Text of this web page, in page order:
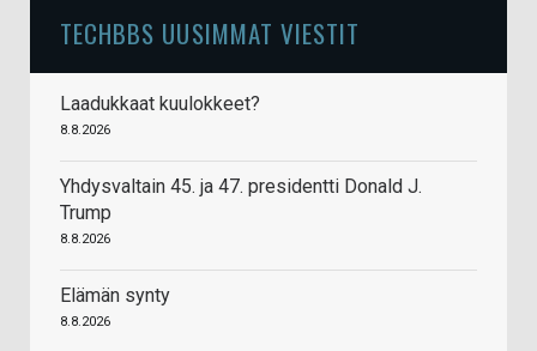
TECHBBS UUSIMMAT VIESTIT
Laadukkaat kuulokkeet?
8.8.2026
Yhdysvaltain 45. ja 47. presidentti Donald J.
Trump
8.8.2026
Elämän synty
8.8.2026